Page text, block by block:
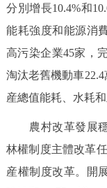
分別增長10.4%和
能耗強度和能源消
高污染企業45家，
淘汰老舊機動車
産總值能耗、水耗
農村改革發展穩
林權制度主體改革
産權制度改革。開